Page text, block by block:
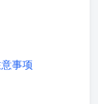
事项